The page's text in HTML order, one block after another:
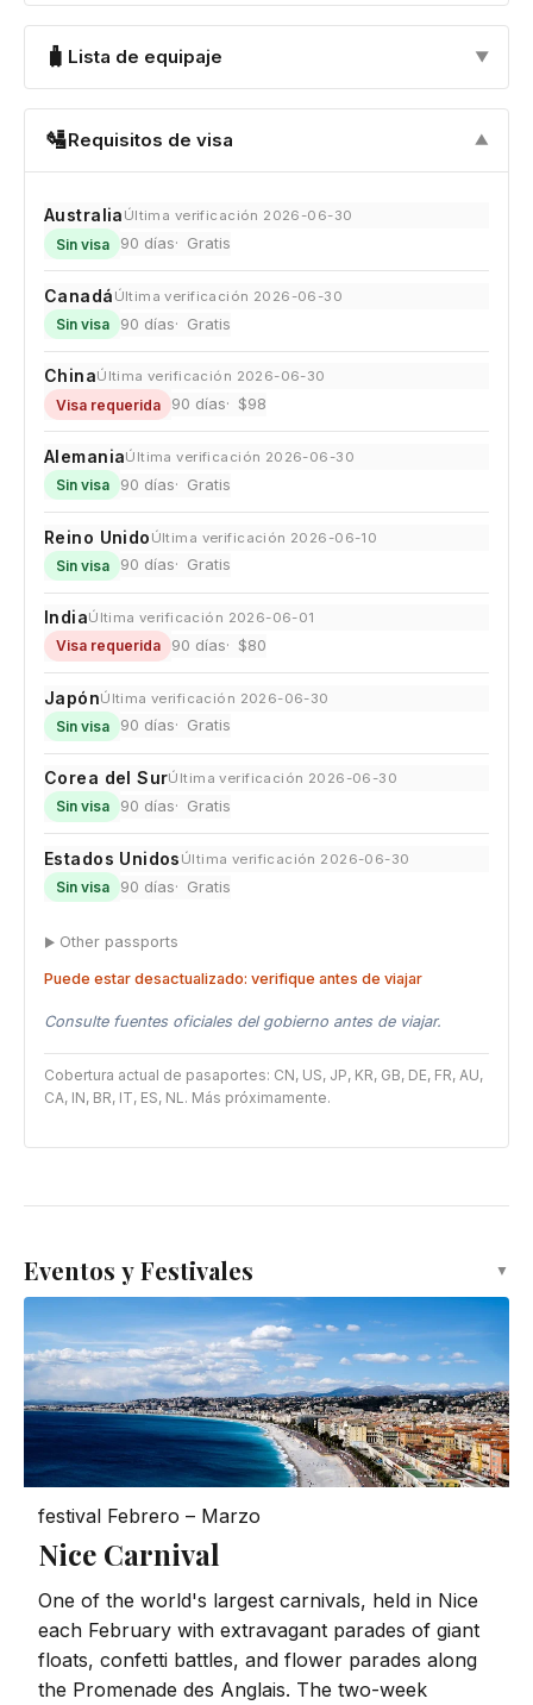
🧳 Lista de equipaje ▼
🛂Requisitos de visa ▼
Australia Última verificación 2026-06-30
Sin visa 90 días Gratis
Canadá Última verificación 2026-06-30
Sin visa 90 días Gratis
ChinaÚltima verificación 2026-06-30
Visa requerida 90 días $98
AlemaniaÚltima verificación 2026-06-30
Sin visa 90 días Gratis
Reino Unido Última verificación 2026-06-10
Sin visa 90 días Gratis
IndiaÚltima verificación 2026-06-01
Visa requerida 90 días $80
JapónÚltima verificación 2026-06-30
Sin visa 90 días Gratis
Corea del SurÚltima verificación 2026-06-30
Sin visa 90 días Gratis
Estados Unidos Última verificación 2026-06-30
Sin visa 90 días Gratis
Other passports
Puede estar desactualizado: verifique antes de viajar
Consulte fuentes oficiales del gobierno antes de viajar.
Cobertura actual de pasaportes: CN, US, JP, KR, GB, DE, FR, AU,
CA, IN, BR, IT, ES, NL. Más próximamente.
Eventos y Festivales ▼
festival Febrero – Marzo
Nice Carnival
One of the world's largest carnivals, held in Nice
each February with extravagant parades of giant
floats, confetti battles, and flower parades along
the Promenade des Anglais. The two-week